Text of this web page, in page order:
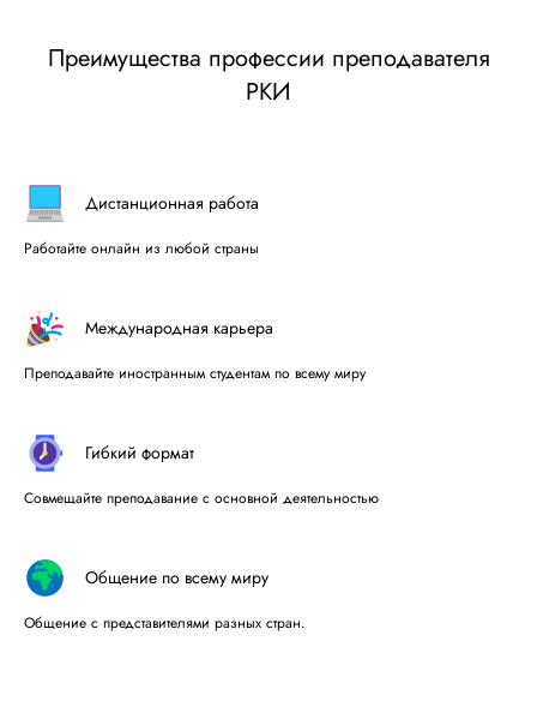
Преимущества профессии преподавателя
РКИ
Дистанционная работа
Работайте онлайн из любой страны
Международная карьера
Преподавайте иностранным студентам по всему миру
Гибкий формат
Совмещайте преподавание с основной деятельностью
Общение по всему миру
Общение с представителями разных стран.